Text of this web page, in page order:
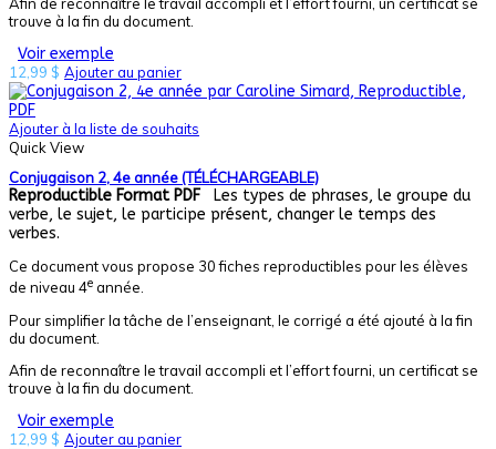
Afin de reconnaître le travail accompli et l’effort fourni, un certificat se
trouve à la fin du document.
Voir exemple
12,99 $ Ajouter au panier
Ajouter à la liste de souhaits
Quick View
Conjugaison 2, 4e année (TÉLÉCHARGEABLE)
Reproductible Format PDF Les types de phrases, le groupe du
verbe, le sujet, le participe présent, changer le temps des
verbes.
Ce document vous propose 30 fiches reproductibles pour les élèves
de niveau 4e année.
Pour simplifier la tâche de l’enseignant, le corrigé a été ajouté à la fin
du document.
Afin de reconnaître le travail accompli et l’effort fourni, un certificat se
trouve à la fin du document.
Voir exemple
12,99 $ Ajouter au panier